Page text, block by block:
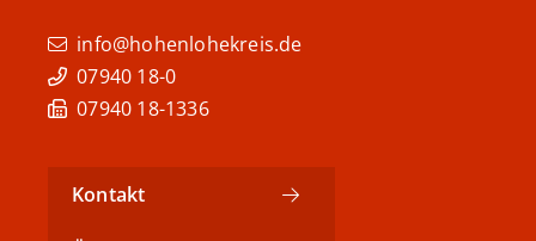
info@hohenlohekreis.de
07940 18-0
07940 18-1336
Kontakt